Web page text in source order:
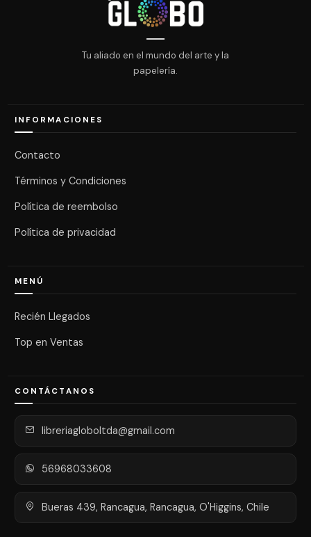
Tu aliado en el mundo del arte y la
papelería.
INFORMACIONES
Contacto
Términos y Condiciones
Política de reembolso
Política de privacidad
MENÚ
Recién Llegados
Top en Ventas
CONTÁCTANOS
libreriagloboltda@gmail.com
56968033608
Bueras 439, Rancagua, Rancagua, O'Higgins, Chile